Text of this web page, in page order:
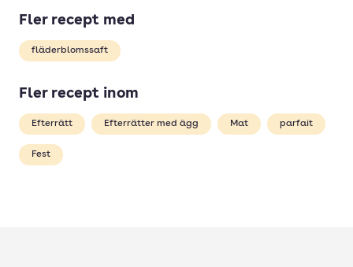
Fler recept med
fläderblomssaft
Fler recept inom
Efterrätt Efterrätter med ägg Mat parfait
Fest